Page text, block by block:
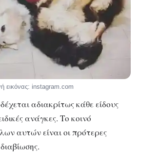
εικόνας: instagram.com
αδιακρίτως κάθε είδους
ανάγκες. Το κοινό
αυτών είναι οι πρότερες